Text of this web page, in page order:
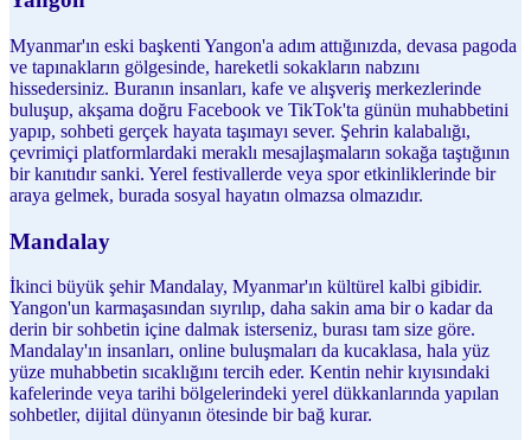
Myanmar'ın eski başkenti Yangon'a adım attığınızda, devasa pagoda
ve tapınakların gölgesinde, hareketli sokakların nabzını
hissedersiniz. Buranın insanları, kafe ve alışveriş merkezlerinde
buluşup, akşama doğru Facebook ve TikTok'ta günün muhabbetini
yapıp, sohbeti gerçek hayata taşımayı sever. Şehrin kalabalığı,
çevrimiçi platformlardaki meraklı mesajlaşmaların sokağa taştığının
bir kanıtıdır sanki. Yerel festivallerde veya spor etkinliklerinde bir
araya gelmek, burada sosyal hayatın olmazsa olmazıdır.
Mandalay
İkinci büyük şehir Mandalay, Myanmar'ın kültürel kalbi gibidir.
Yangon'un karmaşasından sıyrılıp, daha sakin ama bir o kadar da
derin bir sohbetin içine dalmak isterseniz, burası tam size göre.
Mandalay'ın insanları, online buluşmaları da kucaklasa, hala yüz
yüze muhabbetin sıcaklığını tercih eder. Kentin nehir kıyısındaki
kafelerinde veya tarihi bölgelerindeki yerel dükkanlarında yapılan
sohbetler, dijital dünyanın ötesinde bir bağ kurar.